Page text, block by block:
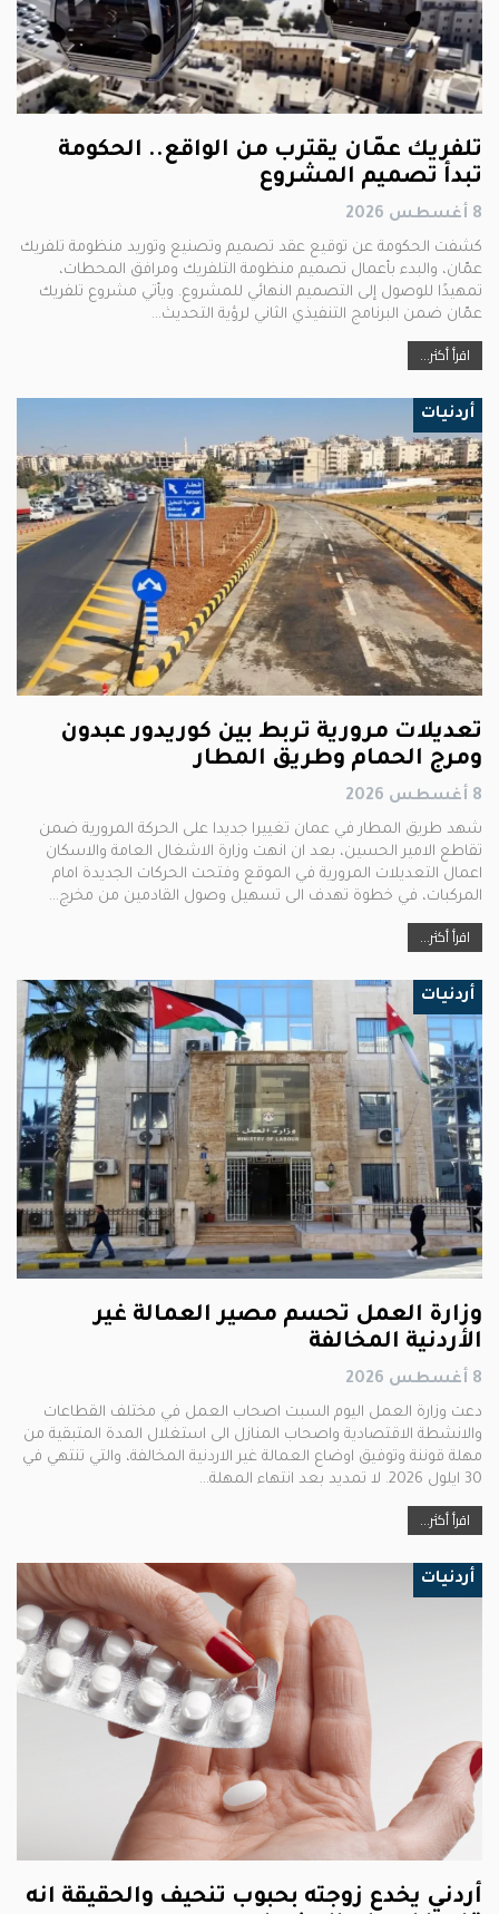
تلفريك عمّان يقترب من الواقع.. الحكومة
تبدأ تصميم المشروع
8 أغسطس 2026
كشفت الحكومة عن توقيع عقد تصميم وتصنيع وتوريد منظومة تلفريك
عمّان، والبدء بأعمال تصميم منظومة التلفريك ومرافق المحطات،
تمهيدًا للوصول إلى التصميم النهائي للمشروع. ويأتي مشروع تلفريك
عمّان ضمن البرنامج التنفيذي الثاني لرؤية التحديث…
اقرأ أكثر...
أردنيات
تعديلات مرورية تربط بين كوريدور عبدون
ومرج الحمام وطريق المطار
8 أغسطس 2026
شهد طريق المطار في عمان تغييرا جديدا على الحركة المرورية ضمن
تقاطع الامير الحسين، بعد ان انهت وزارة الاشغال العامة والاسكان
اعمال التعديلات المرورية في الموقع وفتحت الحركات الجديدة امام
المركبات، في خطوة تهدف الى تسهيل وصول القادمين من مخرج…
اقرأ أكثر...
أردنيات
وزارة العمل تحسم مصير العمالة غير
الأردنية المخالفة
8 أغسطس 2026
دعت وزارة العمل اليوم السبت اصحاب العمل في مختلف القطاعات
والانشطة الاقتصادية واصحاب المنازل الى استغلال المدة المتبقية من
مهلة قوننة وتوفيق اوضاع العمالة غير الاردنية المخالفة، والتي تنتهي في
30 ايلول 2026. لا تمديد بعد انتهاء المهلة…
اقرأ أكثر...
أردنيات
أردني يخدع زوجته بحبوب تنحيف والحقيقة انه